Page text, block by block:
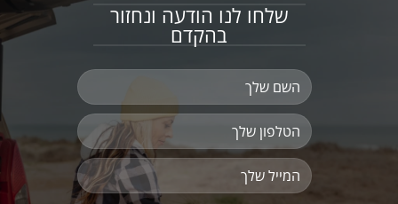
שלחו לנו הודעה ונחזור
בהקדם